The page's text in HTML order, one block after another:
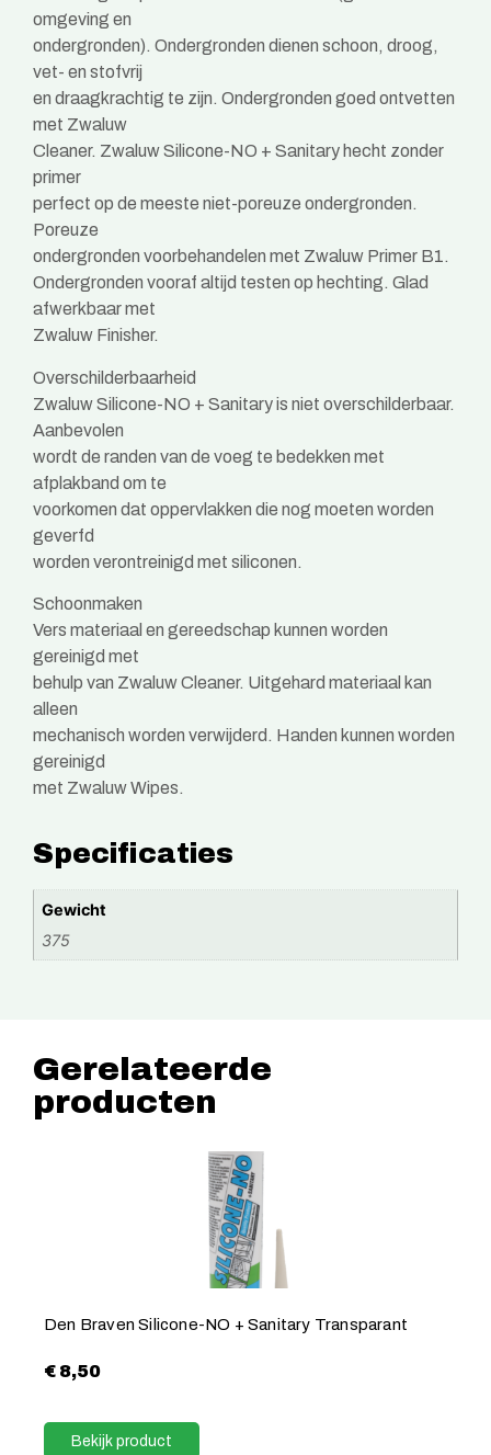
omgeving en
ondergronden). Ondergronden dienen schoon, droog,
vet- en stofvrij
en draagkrachtig te zijn. Ondergronden goed ontvetten
met Zwaluw
Cleaner. Zwaluw Silicone-NO + Sanitary hecht zonder
primer
perfect op de meeste niet-poreuze ondergronden.
Poreuze
ondergronden voorbehandelen met Zwaluw Primer B1.
Ondergronden vooraf altijd testen op hechting. Glad
afwerkbaar met
Zwaluw Finisher.
Overschilderbaarheid
Zwaluw Silicone-NO + Sanitary is niet overschilderbaar.
Aanbevolen
wordt de randen van de voeg te bedekken met
afplakband om te
voorkomen dat oppervlakken die nog moeten worden
geverfd
worden verontreinigd met siliconen.
Schoonmaken
Vers materiaal en gereedschap kunnen worden
gereinigd met
behulp van Zwaluw Cleaner. Uitgehard materiaal kan
alleen
mechanisch worden verwijderd. Handen kunnen worden
gereinigd
met Zwaluw Wipes.
Specificaties
Gewicht
375
Gerelateerde
producten
Den Braven Silicone-NO + Sanitary Transparant
€8,50
Bekijk product